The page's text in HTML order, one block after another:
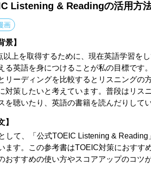
Listening & Readingの活用方法
画
景】
以上を取得するために、現在英語学習を
る英語を身につけることが私の目標です。
リーディングを比較するとリスニングの
対策したいと考えています。普段はリス
を聴いたり、英語の書籍を読んだりしてい
】
して、「公式TOEIC Listening & Reading
ます。この参考書はTOEIC対策におすす
おすすめの使い方やスコアアップのコツ